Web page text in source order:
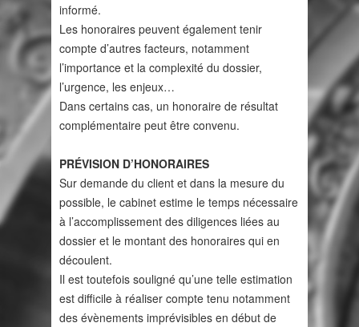
informé.
Les honoraires peuvent également tenir
compte d’autres facteurs, notamment
l’importance et la complexité du dossier,
l’urgence, les enjeux…
Dans certains cas, un honoraire de résultat
complémentaire peut être convenu.
PRÉVISION D’HONORAIRES
Sur demande du client et dans la mesure du
possible, le cabinet estime le temps nécessaire
à l’accomplissement des diligences liées au
dossier et le montant des honoraires qui en
découlent.
Il est toutefois souligné qu’une telle estimation
est difficile à réaliser compte tenu notamment
des évènements imprévisibles en début de